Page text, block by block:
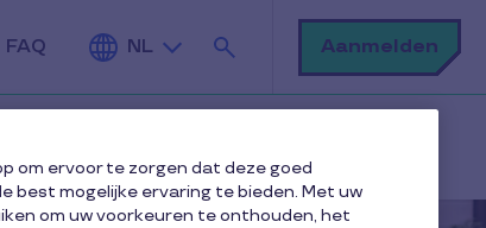
FAQ NL
Aanmelden
om ervoor te zorgen dat deze goed
best mogelijke ervaring te bieden. Met uw
om uw voorkeuren te onthouden, het